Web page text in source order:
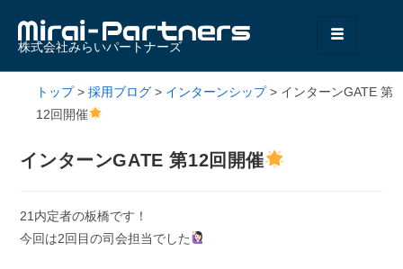
株式会社みらいパートナーズ
トップ> 採用ブログ > インターンシップ> インターンGATE 第
12回開催
インターンGATE 第12回開催
21内定者の板橋です！
今回は2回目の司会担当でした